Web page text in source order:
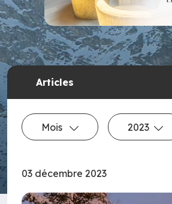
Articles
Mois 2023
03 décembre 2023